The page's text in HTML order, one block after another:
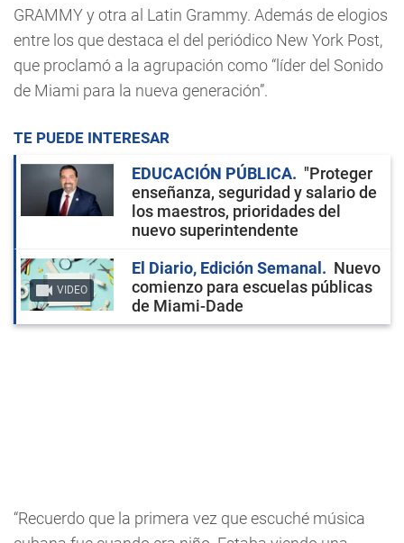
GRAMMY y otra al Latin Grammy. Además de elogios
entre los que destaca el del periódico New York Post,
que proclamó a la agrupación como “líder del Sonido
de Miami para la nueva generación”.
TE PUEDE INTERESAR
EDUCACIÓN PÚBLICA
"Proteger
enseñanza, seguridad y salario de
los maestros, prioridades del
nuevo superintendente
VIDEO
El Diario, Edición Semanal
Nuevo
comienzo para escuelas públicas
de Miami-Dade
“Recuerdo que la primera vez que escuché música